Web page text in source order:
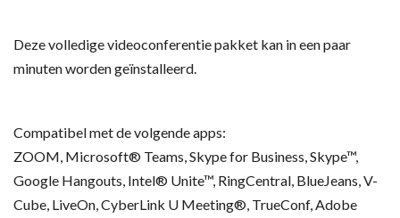
Deze volledige videoconferentie pakket kan in een paar
minuten worden geïnstalleerd.
Compatibel met de volgende apps:
ZOOM, Microsoft® Teams, Skype for Business, Skype™,
Google Hangouts, Intel® Unite™, RingCentral, BlueJeans, V-
Cube, LiveOn, CyberLink U Meeting®, TrueConf, Adobe